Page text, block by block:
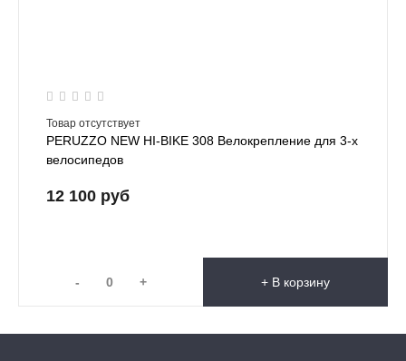
Товар отсутствует
PERUZZO NEW HI-BIKE 308 Велокрепление для 3-х
велосипедов
12 100 руб
- + + В корзину